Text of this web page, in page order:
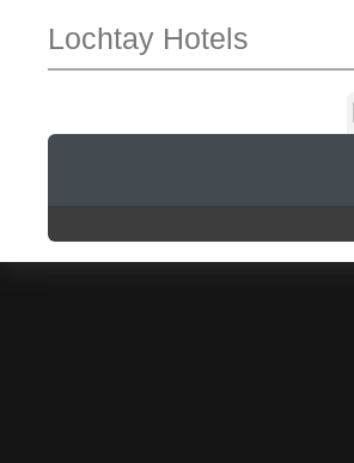
Lochtay Hotels